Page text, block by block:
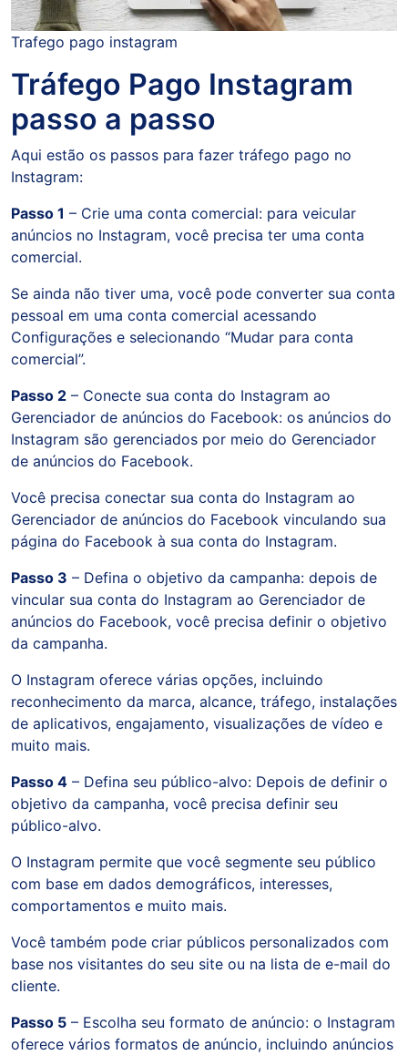
Trafego pago instagram
Tráfego Pago Instagram
passo a passo
Aqui estão os passos para fazer tráfego pago no
Instagram:
Passo 1 – Crie uma conta comercial: para veicular
anúncios no Instagram, você precisa ter uma conta
comercial.
Se ainda não tiver uma, você pode converter sua conta
pessoal em uma conta comercial acessando
Configurações e selecionando “Mudar para conta
comercial”.
Passo 2 – Conecte sua conta do Instagram ao
Gerenciador de anúncios do Facebook: os anúncios do
Instagram são gerenciados por meio do Gerenciador
de anúncios do Facebook.
Você precisa conectar sua conta do Instagram ao
Gerenciador de anúncios do Facebook vinculando sua
página do Facebook à sua conta do Instagram.
Passo 3 – Defina o objetivo da campanha: depois de
vincular sua conta do Instagram ao Gerenciador de
anúncios do Facebook, você precisa definir o objetivo
da campanha.
O Instagram oferece várias opções, incluindo
reconhecimento da marca, alcance, tráfego, instalações
de aplicativos, engajamento, visualizações de vídeo e
muito mais.
Passo 4 – Defina seu público-alvo: Depois de definir o
objetivo da campanha, você precisa definir seu
público-alvo.
O Instagram permite que você segmente seu público
com base em dados demográficos, interesses,
comportamentos e muito mais.
Você também pode criar públicos personalizados com
base nos visitantes do seu site ou na lista de e-mail do
cliente.
Passo 5 – Escolha seu formato de anúncio: o Instagram
oferece vários formatos de anúncio, incluindo anúncios